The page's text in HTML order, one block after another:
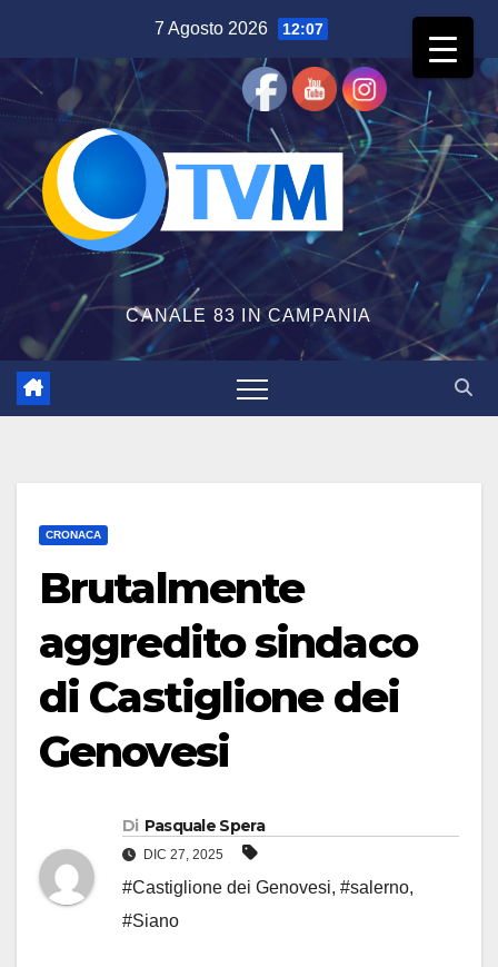
contenuto
7 Agosto 2026 12:07
CANALE 83 IN CAMPANIA
CRONACA
Brutalmente
aggredito sindaco
di Castiglione dei
Genovesi
Di Pasquale Spera
DIC 27, 2025
#Castiglione dei Genovesi, #salerno,
#Siano